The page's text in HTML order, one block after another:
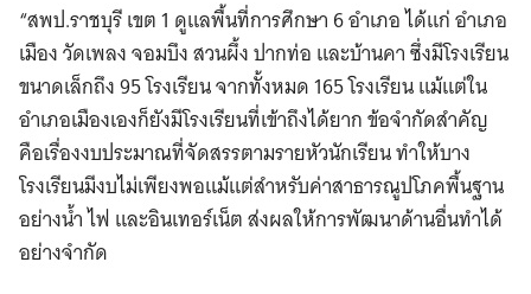
“สพป.ราชบุรี เขต 1 ดูแลพื้นที่การศึกษา 6 อำเภอ ได้แก่ อำเภอ
เมือง วัดเพลง จอมบึง สวนผึ้ง ปากท่อ และบ้านคา ซึ่งมีโรงเรียน
ขนาดเล็กถึง 95 โรงเรียน จากทั้งหมด 165 โรงเรียน แม้แต่ใน
อำเภอเมืองเองก็ยังมีโรงเรียนที่เข้าถึงได้ยาก ข้อจำกัดสำคัญ
คือเรื่องงบประมาณที่จัดสรรตามรายหัวนักเรียน ทำให้บาง
โรงเรียนมีงบไม่เพียงพอแม้แต่สำหรับค่าสาธารณูปโภคพื้นฐาน
อย่างน้ำ ไฟ และอินเทอร์เน็ต ส่งผลให้การพัฒนาด้านอื่นทำได้
อย่างจำกัด